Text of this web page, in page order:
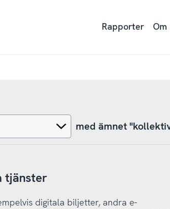
Rapporter Om
med ämnet
tjänster
digitala biljetter, andra e-